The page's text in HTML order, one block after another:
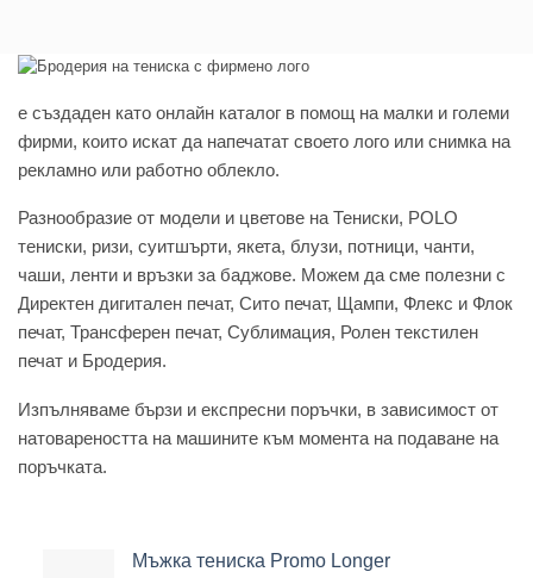
e създаден като онлайн каталог в помощ на малки и големи
фирми, които искат да напечатат своето лого или снимка на
рекламно или работно облекло.
Разнообразие от модели и цветове на Тениски, POLO
тениски, ризи, суитшърти, якета, блузи, потници, чанти,
чаши, ленти и връзки за баджове. Можем да сме полезни с
Директен дигитален печат, Сито печат, Щампи, Флекс и Флок
печат, Трансферен печат, Сублимация, Ролен текстилен
печат и Бродерия.
Изпълняваме бързи и експресни поръчки, в зависимост от
натовареността на машините към момента на подаване на
поръчката.
Мъжка тениска Promo Longer